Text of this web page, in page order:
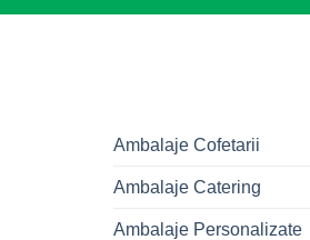
Ambalaje Cofetarii
Ambalaje Catering
Ambalaje Personalizate